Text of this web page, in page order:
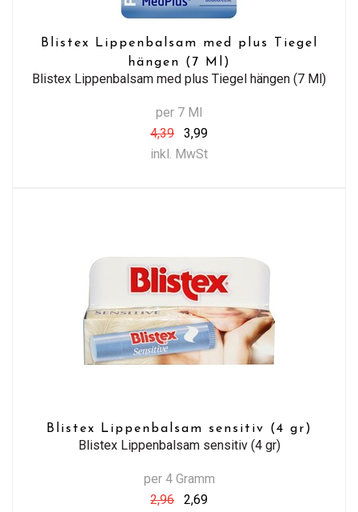
Blistex Lippenbalsam med plus Tiegel
hängen (7 Ml)
Blistex Lippenbalsam med plus Tiegel hängen (7 Ml)
per 7 Ml
4,39
3,99
inkl. MwSt
Blistex Lippenbalsam sensitiv (4 gr)
Blistex Lippenbalsam sensitiv (4 gr)
per 4 Gramm
2,96
2,69